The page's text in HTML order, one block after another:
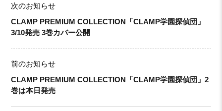
次のお知らせ
CLAMP PREMIUM COLLECTION「CLAMP学園探偵団」
3/10発売 3巻カバー公開
前のお知らせ
CLAMP PREMIUM COLLECTION「CLAMP学園探偵団」2
巻は本日発売